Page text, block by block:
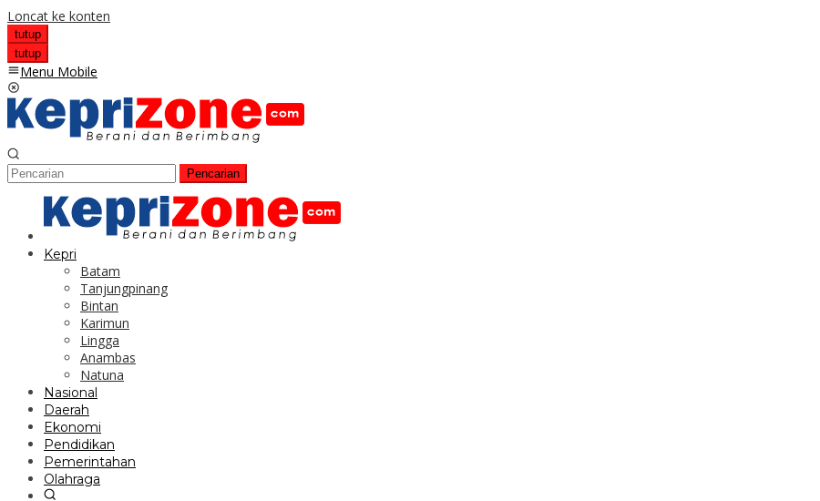
Loncat ke konten
tutup
tutup
Menu Mobile
Pencarian
Kepri
Batam
Tanjungpinang
Bintan
Karimun
Lingga
Anambas
Natuna
Nasional
Daerah
Ekonomi
Pendidikan
Pemerintahan
Olahraga